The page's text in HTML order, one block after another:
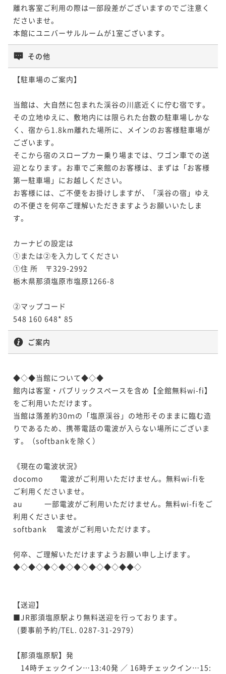
ポイントアップ
◆【夕食グレードアップ】1日3組限定≪特別会席≫夕
食時間20時／チェックイン16時-チェックアウト12時
／のんびり
2名 ¥ 69,359 ~
離れ客室ご利用の際は一部段差がございますのでご注意く
ださいませ。
本館にユニバーサルルームが1室ございます。
その他
【駐車場のご案内】
当館は、大自然に包まれた渓谷の川底近くに佇む宿です。
その立地ゆえに、敷地内には限られた台数の駐車場しかな
く、宿から1.8km離れた場所に、メインのお客様駐車場が
ございます。
そこから宿のスロープカー乗り場までは、ワゴン車での送
迎となります。お車でご来館のお客様は、まずは「お客様
第一駐車場」にお越しください。
お客様には、ご不便をお掛けしますが、「渓谷の宿」ゆえ
の不便さを何卒ご理解いただきますようお願いいたしま
す。
カーナビの設定は
①または②を入力してください
①住 所　〒329-2992
栃木県那須塩原市塩原1266-8
②マップコード
548 160 648* 85
ご案内
◆◇◆当館について◆◇◆
館内は客室・パブリックスペースを含め【全館無料wi-fi】
をご利用いただけます。
当館は落差約30ｍの「塩原渓谷」の地形そのままに臨む造
りであるため、携帯電話の電波が入らない場所にございま
す。（softbankを除く）
《現在の電波状況》
docomo　 　電波がご利用いただけません。無料wi-fiを
ご利用くださいませ。
au       　一部電波がご利用いただけません。無料wi-fiをご
利用くださいませ。
softbank 　電波がご利用いただけます。
何卒、ご理解いただけますようお願い申し上げます。
◆◇◆◇◆◇◆◇◆◇◆◇◆◇◆◆◇
【送迎】
■JR那須塩原駅より無料送迎を行っております。
【那須塩原駅】発
14時チェックイン…13:40発 ／ 16時チェックイン…15: